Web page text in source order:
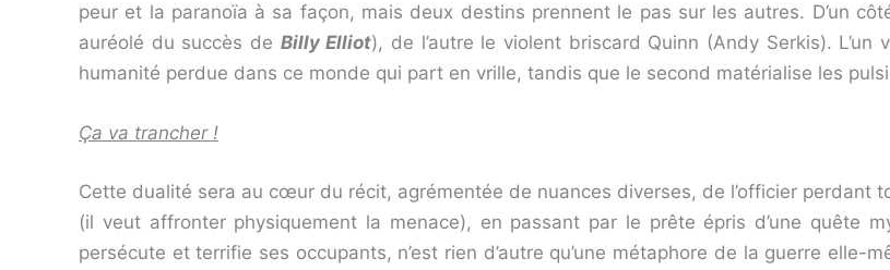
peur et la paranoïa à sa façon, mais deux destins prennent le pas sur les autres. D’un
auréolé du succès de Billy Elliot), de l’autre le violent briscard Quinn (Andy Serkis).
humanité perdue dans ce monde qui part en vrille, tandis que le second matérialise les
Ça va trancher !
Cette dualité sera au cœur du récit, agrémentée de nuances diverses, de l’officier perdant
(il veut affronter physiquement la menace), en passant par le prête épris d’une quête
persécute et terrifie ses occupants, n’est rien d’autre qu’une métaphore de la guerre elle-